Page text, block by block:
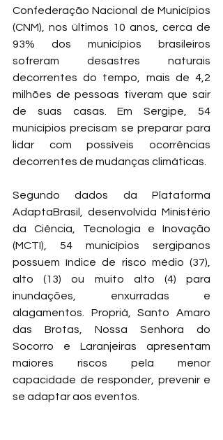
Confederação Nacional de Municípios
(CNM), nos últimos 10 anos, cerca de
93% dos municípios brasileiros
sofreram desastres naturais
decorrentes do tempo, mais de 4,2
milhões de pessoas tiveram que sair
de suas casas. Em Sergipe, 54
municípios precisam se preparar para
lidar com possíveis ocorrências
decorrentes de mudanças climáticas.
Segundo dados da Plataforma
AdaptaBrasil, desenvolvida Ministério
da Ciência, Tecnologia e Inovação
(MCTI), 54 municípios sergipanos
possuem índice de risco médio (37),
alto (13) ou muito alto (4) para
inundações, enxurradas e
alagamentos. Propriá, Santo Amaro
das Brotas, Nossa Senhora do
Socorro e Laranjeiras apresentam
maiores riscos pela menor
capacidade de responder, prevenir e
se adaptar aos eventos.